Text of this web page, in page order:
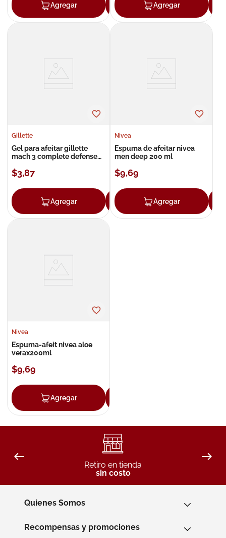
Agregar Agregar
Agregar
Gillette
Gel para afeitar gillette
mach 3 complete defense
$3,87
Agregar Agregar
Nivea
Espuma de afeitar nivea
men deep 200 ml
$9,69
Agregar
Nivea
Espuma-afeit nivea aloe
verax200ml
$9,69
Agregar
Retiro en tienda
sin costo
Quienes Somos
Recompensas y promociones